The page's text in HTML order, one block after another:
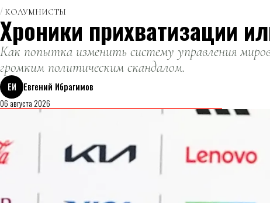
КОЛУМНИСТЫ
Хроники прихватизации
Как попытка изменить систему управления
громким политическим скандалом.
ЕИ
Евгений Ибрагимов
06 августа 2026